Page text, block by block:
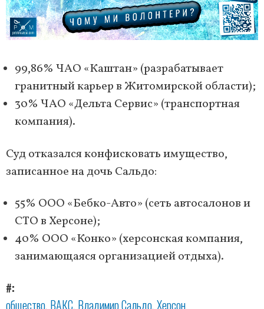
99,86% ЧАО «Каштан» (разрабатывает
гранитный карьер в Житомирской области);
30% ЧАО «Дельта Сервис» (транспортная
компания).
Суд отказался конфисковать имущество,
записанное на дочь Сальдо:
55% ООО «Бебко-Авто» (сеть автосалонов и
СТО в Херсоне);
40% ООО «Конко» (херсонская компания,
занимающаяся организацией отдыха).
#
общество ВАКС Владимир Сальдо Херсон